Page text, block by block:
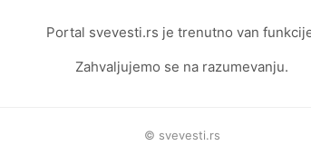
Portal svevesti.rs je trenutno van
Zahvaljujemo se na razumevanju.
© svevesti.rs